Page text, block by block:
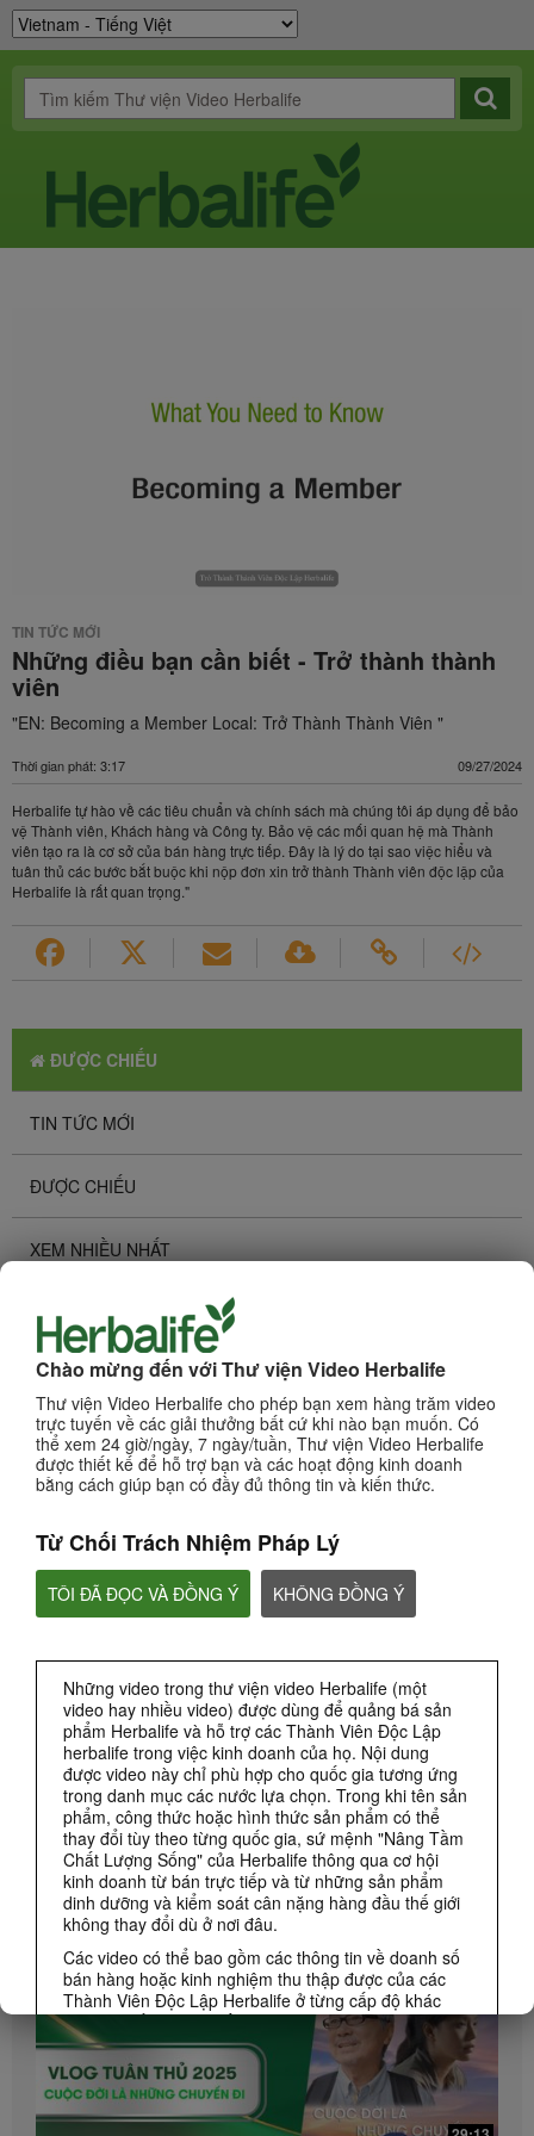
Chào mừng đến với Thư viện Video Herbalife
Thư viện Video Herbalife cho phép bạn xem hàng trăm video
trực tuyến về các giải thưởng bất cứ khi nào bạn muốn. Có
thể xem 24 giờ/ngày, 7 ngày/tuần, Thư viện Video Herbalife
được thiết kế để hỗ trợ bạn và các hoạt động kinh doanh
bằng cách giúp bạn có đầy đủ thông tin và kiến thức.
Từ Chối Trách Nhiệm Pháp Lý
TÔI ĐÃ ĐỌC VÀ ĐỒNG Ý KHÔNG ĐỒNG Ý
Những video trong thư viện video Herbalife (một
video hay nhiều video) được dùng để quảng bá sản
phẩm Herbalife và hỗ trợ các Thành Viên Độc Lập
herbalife trong việc kinh doanh của họ. Nội dung
được video này chỉ phù hợp cho quốc gia tương ứng
trong danh mục các nước lựa chọn. Trong khi tên sản
phẩm, công thức hoặc hình thức sản phẩm có thể
thay đổi tùy theo từng quốc gia, sứ mệnh "Nâng Tầm
Chất Lượng Sống" của Herbalife thông qua cơ hội
kinh doanh từ bán trực tiếp và từ những sản phẩm
dinh dưỡng và kiểm soát cân nặng hàng đầu thế giới
không thay đổi dù ở nơi đâu.
Các video có thể bao gồm các thông tin về doanh số
bán hàng hoặc kinh nghiệm thu thập được của các
Thành Viên Độc Lập Herbalife ở từng cấp độ khác
nhau và sống trên nhiều khu vực khác nhau. Thu
nhập được áp dụng riêng biệt đối với từng cá nhân
(hoặc ví dụ) chỉ mang tính minh họa và không phải
thu nhập trung bình, và chúng không phải con số cam
kết mà bạn sẽ nhận được. Đối với dữ liệu thu nhập
trung bình dựa trên thành tích trong khu vực được chi
TIN TỨC MỚI
Những điều bạn cần biết - Trở thành thành
viên
"EN: Becoming a Member Local: Trở Thành Thành Viên "
Thời gian phát: 3:17 09/27/2024
Herbalife tự hào về các tiêu chuẩn và chính sách mà chúng tôi áp dụng để bảo
vệ Thành viên, Khách hàng và Công ty. Bảo vệ các mối quan hệ mà Thành
viên tạo ra là cơ sở của bán hàng trực tiếp. Đây là lý do tại sao việc hiểu và
tuân thủ các bước bắt buộc khi nộp đơn xin trở thành Thành viên độc lập của
Herbalife là rất quan trọng."
ĐƯỢC CHIẾU
TIN TỨC MỚI
ĐƯỢC CHIẾU
XEM NHIỀU NHẤT
CÁC SẢN PHẨM
KINH DOANH
DINH DƯỠNG & KHOA HỌC
CHAT HLF PODCAST
VỀ HERBALIFE
THƯƠNG HIỆU & TÀI TRỢ
CÁC SỰ KIỆN HERBALIFE
CÁC KHUYẾN MÃI CỦA HERBALIFE
KINH DOANH Xem Tất cả